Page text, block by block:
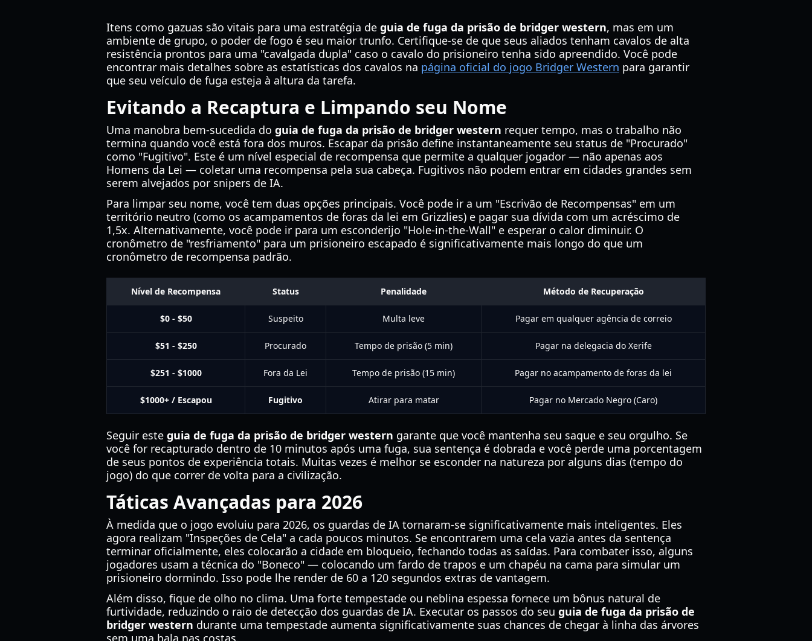
Itens como gazuas são vitais para uma estratégia de guia de fuga da prisão de bridger western, mas em um
ambiente de grupo, o poder de fogo é seu maior trunfo. Certifique-se de que seus aliados tenham cavalos de alta
resistência prontos para uma "cavalgada dupla" caso o cavalo do prisioneiro tenha sido apreendido. Você pode
encontrar mais detalhes sobre as estatísticas dos cavalos na página oficial do jogo Bridger Western para garantir
que seu veículo de fuga esteja à altura da tarefa.
Evitando a Recaptura e Limpando seu Nome
Uma manobra bem-sucedida do guia de fuga da prisão de bridger western requer tempo, mas o trabalho não
termina quando você está fora dos muros. Escapar da prisão define instantaneamente seu status de "Procurado"
como "Fugitivo". Este é um nível especial de recompensa que permite a qualquer jogador — não apenas aos
Homens da Lei — coletar uma recompensa pela sua cabeça. Fugitivos não podem entrar em cidades grandes sem
serem alvejados por snipers de IA.
Para limpar seu nome, você tem duas opções principais. Você pode ir a um "Escrivão de Recompensas" em um
território neutro (como os acampamentos de foras da lei em Grizzlies) e pagar sua dívida com um acréscimo de
1,5x. Alternativamente, você pode ir para um esconderijo "Hole-in-the-Wall" e esperar o calor diminuir. O
cronômetro de "resfriamento" para um prisioneiro escapado é significativamente mais longo do que um
cronômetro de recompensa padrão.
Nível de Recompensa Status Penalidade Método de Recuperação
$0 - $50 Suspeito Multa leve Pagar em qualquer agência de correio
$51 - $250 Procurado Tempo de prisão (5 min) Pagar na delegacia do Xerife
$251 - $1000 Fora da Lei Tempo de prisão (15 min) Pagar no acampamento de foras da lei
$1000+ / Escapou Fugitivo Atirar para matar Pagar no Mercado Negro (Caro)
Seguir este guia de fuga da prisão de bridger western garante que você mantenha seu saque e seu orgulho. Se
você for recapturado dentro de 10 minutos após uma fuga, sua sentença é dobrada e você perde uma porcentagem
de seus pontos de experiência totais. Muitas vezes é melhor se esconder na natureza por alguns dias (tempo do
jogo) do que correr de volta para a civilização.
Táticas Avançadas para 2026
À medida que o jogo evoluiu para 2026, os guardas de IA tornaram-se significativamente mais inteligentes. Eles
agora realizam "Inspeções de Cela" a cada poucos minutos. Se encontrarem uma cela vazia antes da sentença
terminar oficialmente, eles colocarão a cidade em bloqueio, fechando todas as saídas. Para combater isso, alguns
jogadores usam a técnica do "Boneco" — colocando um fardo de trapos e um chapéu na cama para simular um
prisioneiro dormindo. Isso pode lhe render de 60 a 120 segundos extras de vantagem.
Além disso, fique de olho no clima. Uma forte tempestade ou neblina espessa fornece um bônus natural de
furtividade, reduzindo o raio de detecção dos guardas de IA. Executar os passos do seu guia de fuga da prisão de
bridger western durante uma tempestade aumenta significativamente suas chances de chegar à linha das árvores
sem uma bala nas costas.